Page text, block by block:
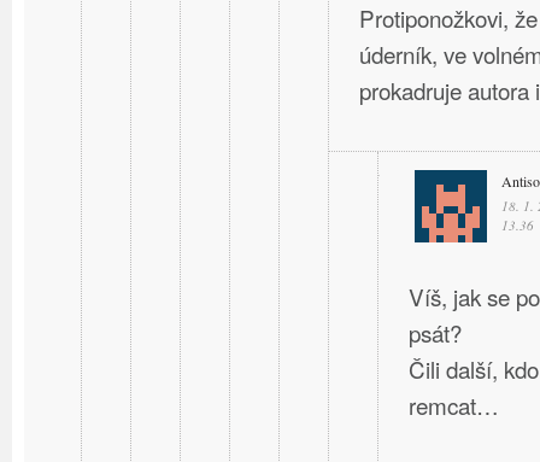
Protiponožkovi,
úderník, ve
prokadruje autora
18. 1.
13.36
Víš, jak se
psát?
Čili další,
remcat…